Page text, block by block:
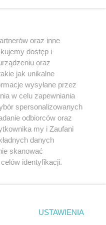
Prywatność
Praca Łódź
Youtube.com
oraz inne
dostęp i
oraz
jak unikalne
wysyłane przez
w celu zapewniania
spersonalizowanych
odbiorców oraz
my i Zaufani
danych
skanować
identyfikacji.
ustawień prywatności
rogu strony
. Niektóre
USTAWIENIA